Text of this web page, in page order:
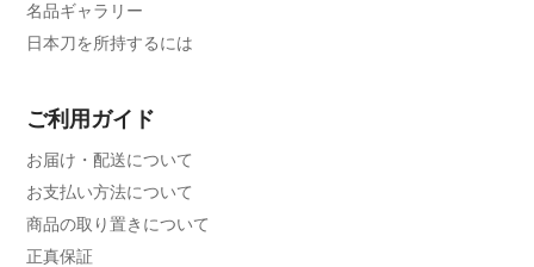
名品ギャラリー
日本刀を所持するには
ご利用ガイド
お届け・配送について
お支払い方法について
商品の取り置きについて
正真保証